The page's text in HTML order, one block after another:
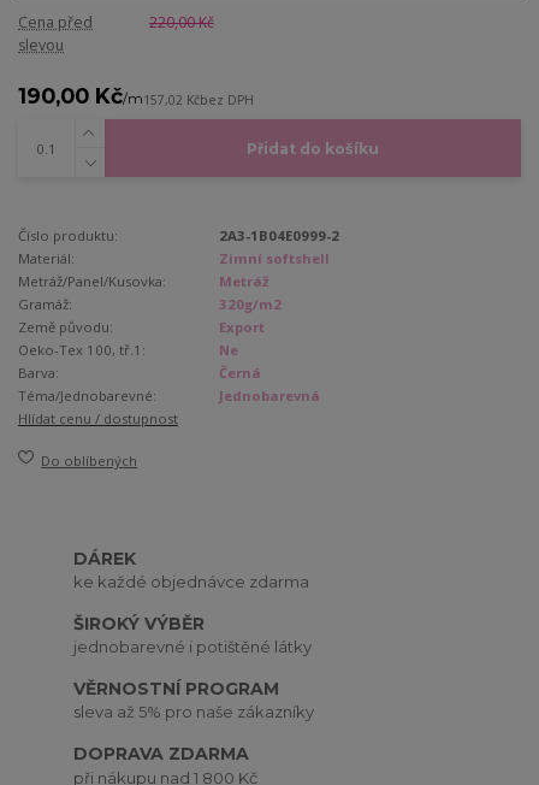
Cena před
slevou
220,00 Kč
190,00 Kč/m157,02 Kčbez DPH
Přidat do košíku
Číslo produktu:
2A3-1B04E0999-2
Materiál:
Zimní softshell
Metráž/Panel/Kusovka:
Metráž
Gramáž:
320g/m2
Země původu:
Export
Oeko-Tex 100, tř.1:
Ne
Barva:
Černá
Téma/Jednobarevné:
Jednobarevná
Hlídat cenu / dostupnost
Do oblíbených
DÁREK
ke každé objednávce zdarma
ŠIROKÝ VÝBĚR
jednobarevné i potištěné látky
VĚRNOSTNÍ PROGRAM
sleva až 5% pro naše zákazníky
DOPRAVA ZDARMA
při nákupu nad 1 800 Kč